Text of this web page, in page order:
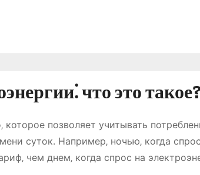
что это
позволяет учитывать
суток. Например‚ ночью‚ когда
чем днем‚ когда спрос на